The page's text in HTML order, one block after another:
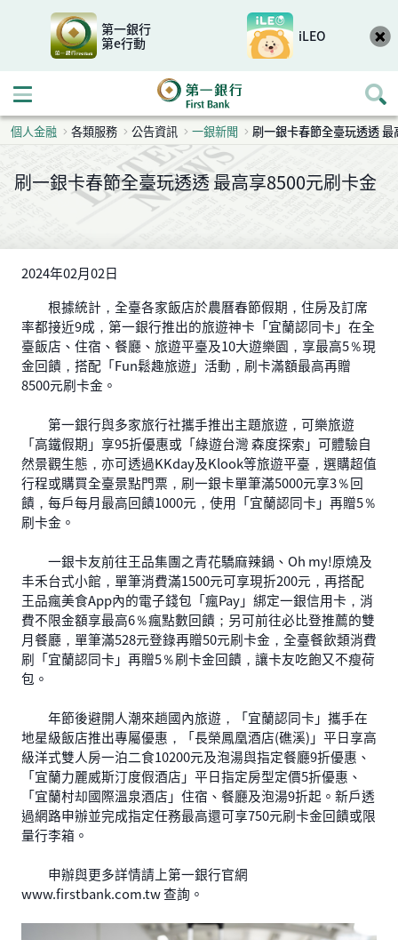
第一銀行
第e行動
iLEO
開啟行動選單
個人金融 各類服務 公告資訊 一銀新聞 刷一銀卡春節全臺玩透透
刷一銀卡春節全臺玩透透 最高享8500元刷卡金
2024年02月02日
根據統計，全臺各家飯店於農曆春節假期，住房及訂席
率都接近9成，第一銀行推出的旅遊神卡「宜蘭認同卡」在全
臺飯店、住宿、餐廳、旅遊平臺及10大遊樂園，享最高5％現
金回饋，搭配「Fun鬆趣旅遊」活動，刷卡滿額最高再贈
8500元刷卡金。
第一銀行與多家旅行社攜手推出主題旅遊，可樂旅遊
「高鐵假期」享95折優惠或「綠遊台灣 森度探索」可體驗自
然景觀生態，亦可透過KKday及Klook等旅遊平臺，選購超值
行程或購買全臺景點門票，刷一銀卡單筆滿5000元享3％回
饋，每戶每月最高回饋1000元，使用「宜蘭認同卡」再贈5％
刷卡金。
一銀卡友前往王品集團之青花驕麻辣鍋、Oh my!原燒及
丰禾台式小館，單筆消費滿1500元可享現折200元，再搭配
王品瘋美食App內的電子錢包「瘋Pay」綁定一銀信用卡，消
費不限金額享最高6％瘋點數回饋；另可前往必比登推薦的雙
月餐廳，單筆滿528元登錄再贈50元刷卡金，全臺餐飲類消費
刷「宜蘭認同卡」再贈5％刷卡金回饋，讓卡友吃飽又不瘦荷
包。
年節後避開人潮來趟國內旅遊，「宜蘭認同卡」攜手在
地星級飯店推出專屬優惠，「長榮鳳凰酒店(礁溪)」平日享高
級洋式雙人房一泊二食10200元及泡湯與指定餐廳9折優惠、
「宜蘭力麗威斯汀度假酒店」平日指定房型定價5折優惠、
「宜蘭村却國際溫泉酒店」住宿、餐廳及泡湯9折起。新戶透
過網路申辦並完成指定任務最高還可享750元刷卡金回饋或限
量行李箱。
申辦與更多詳情請上第一銀行官網
www.firstbank.com.tw 查詢。